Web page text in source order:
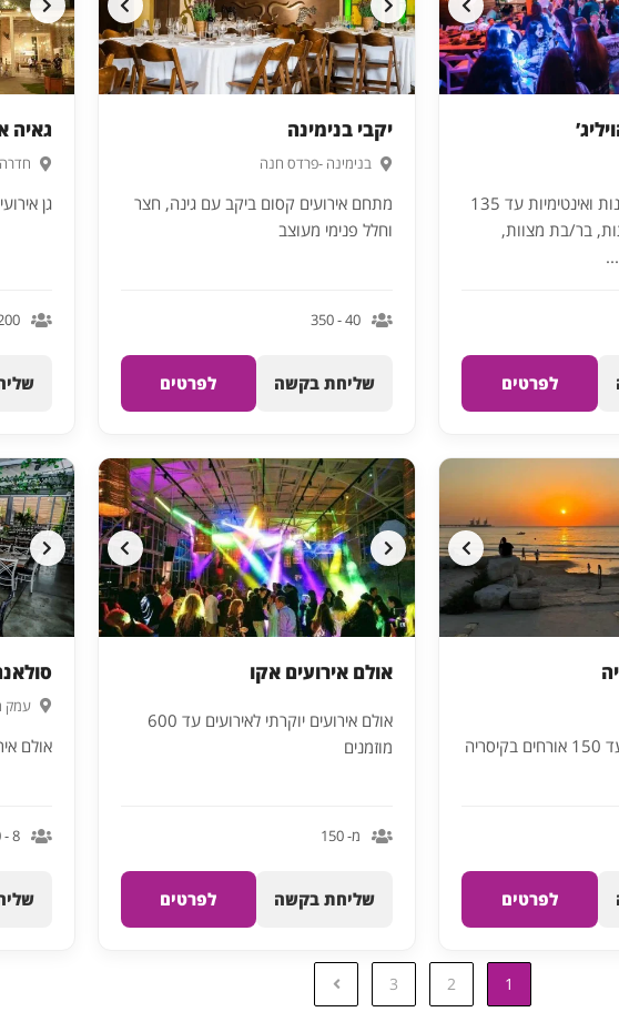
מקום לחגיגות קטנות ואינטימיות עד 135
בר/בת מצוות,
לפרטים
יקבי בנימינה
בנימינה -פרדס חנה
מתחם אירועים קסום ביקב עם גינה, חצר
וחלל פנימי מעוצב
40 - 350
שליחת בקשה לפרטים
גאיה
חדרה
גן
- 800
לפרטים
אולם אירועים אקו
אולם אירועים יוקרתי לאירועים עד 600
מוזמנים
מ- 150
שליחת בקשה לפרטים
עמק
אולם
8 - 70
1
2
3